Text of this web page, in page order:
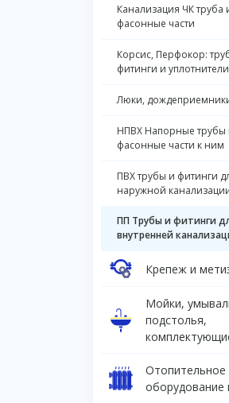
Канализация ЧК труба
фасонные части
Корсис, Перфокор:
фитинги и уплотнители
Люки,
НПВХ Напорные трубы
фасонные части к ним
ПВХ трубы и фитинги
наружной
ПП Трубы и фитинги
внутренней
Крепеж и
Мойки,
подстолья,
Отопительное
оборудование